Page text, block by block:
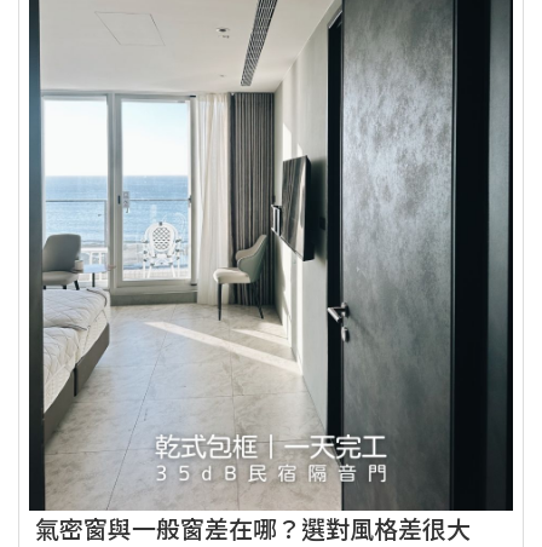
氣密窗與一般窗差在哪？選對風格差很大